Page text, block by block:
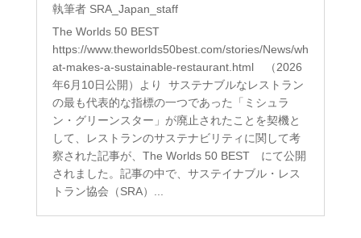
執筆者 SRA_Japan_staff
The Worlds 50 BEST
https://www.theworlds50best.com/stories/News/wh
at-makes-a-sustainable-restaurant.html （2026
年6月10日公開）より サステナブルなレストラン
の最も代表的な指標の一つであった「ミシュラ
ン・グリーンスター」が廃止されたことを契機と
して、レストランのサステナビリティに関して考
察された記事が、The Worlds 50 BEST にて公開
されました。記事の中で、サステイナブル・レス
トラン協会（SRA）...